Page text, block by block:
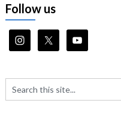
Follow us